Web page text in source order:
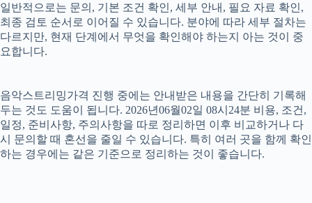
일반적으로는 문의, 기본 조건 확인, 세부 안내, 필요 자료 확인,
최종 검토 순서로 이어질 수 있습니다. 분야에 따라 세부 절차는
다르지만, 현재 단계에서 무엇을 확인해야 하는지 아는 것이 중
요합니다.
음악스트리밍가격 진행 중에는 안내받은 내용을 간단히 기록해
두는 것도 도움이 됩니다. 2026년06월02일 08시24분 비용, 조건,
일정, 준비사항, 주의사항을 따로 정리하면 이후 비교하거나 다
시 문의할 때 혼선을 줄일 수 있습니다. 특히 여러 곳을 함께 확인
하는 경우에는 같은 기준으로 정리하는 것이 좋습니다.